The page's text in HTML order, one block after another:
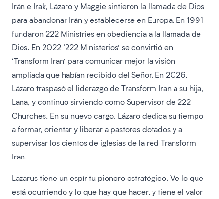
Irán e Irak, Lázaro y Maggie sintieron la llamada de Dios
para abandonar Irán y establecerse en Europa. En 1991
fundaron 222 Ministries en obediencia a la llamada de
Dios. En 2022 ‘222 Ministerios’ se convirtió en
‘Transform Iran’ para comunicar mejor la visión
ampliada que habían recibido del Señor. En 2026,
Lázaro traspasó el liderazgo de Transform Iran a su hija,
Lana, y continuó sirviendo como Supervisor de 222
Churches. En su nuevo cargo, Lázaro dedica su tiempo
a formar, orientar y liberar a pastores dotados y a
supervisar los cientos de iglesias de la red Transform
Iran.
Lazarus tiene un espíritu pionero estratégico. Ve lo que
está ocurriendo y lo que hay que hacer, y tiene el valor